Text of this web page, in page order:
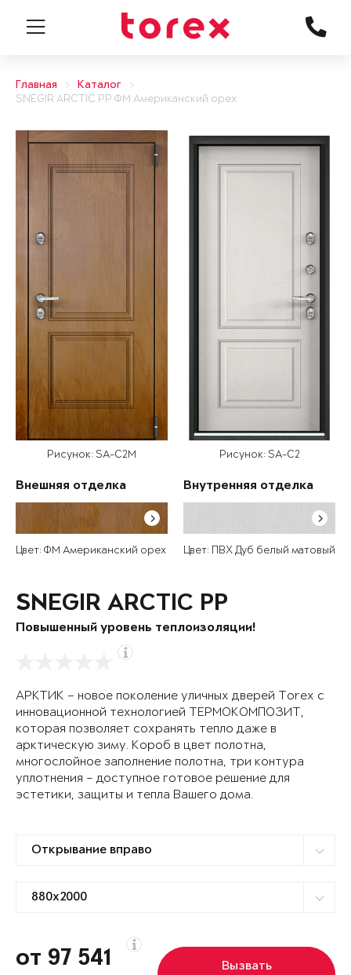
Главная
Каталог
SNEGIR ARCTIC PP ФМ Американский орех
Рисунок: SA-C2M
Внешняя отделка
Цвет: ФМ Американский орех
Рисунок: SA-C2
Внутренняя отделка
Цвет: ПВХ Дуб белый матовый
SNEGIR ARCTIC PP
Повышенный уровень теплоизоляции!
АРКТИК – новое поколение уличных дверей Torex с
инновационной технологией ТЕРМОКОМПОЗИТ,
которая позволяет сохранять тепло даже в
арктическую зиму. Короб в цвет полотна,
многослойное заполнение полотна, три контура
уплотнения – доступное готовое решение для
эстетики, защиты и тепла Вашего дома.
от 97 541
Вызвать